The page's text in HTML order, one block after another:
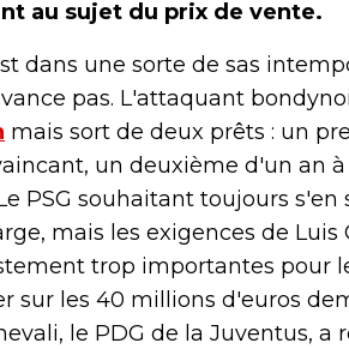
au sujet du prix de vente.
dans une sorte de sas
pas. L'attaquant
mais sort de deux prêts : un
un deuxième d'un an
PSG souhaitant toujours s'en
mais les exigences de Luis
trop importantes pour
sur les 40 millions d'euros
le PDG de la Juventus, a